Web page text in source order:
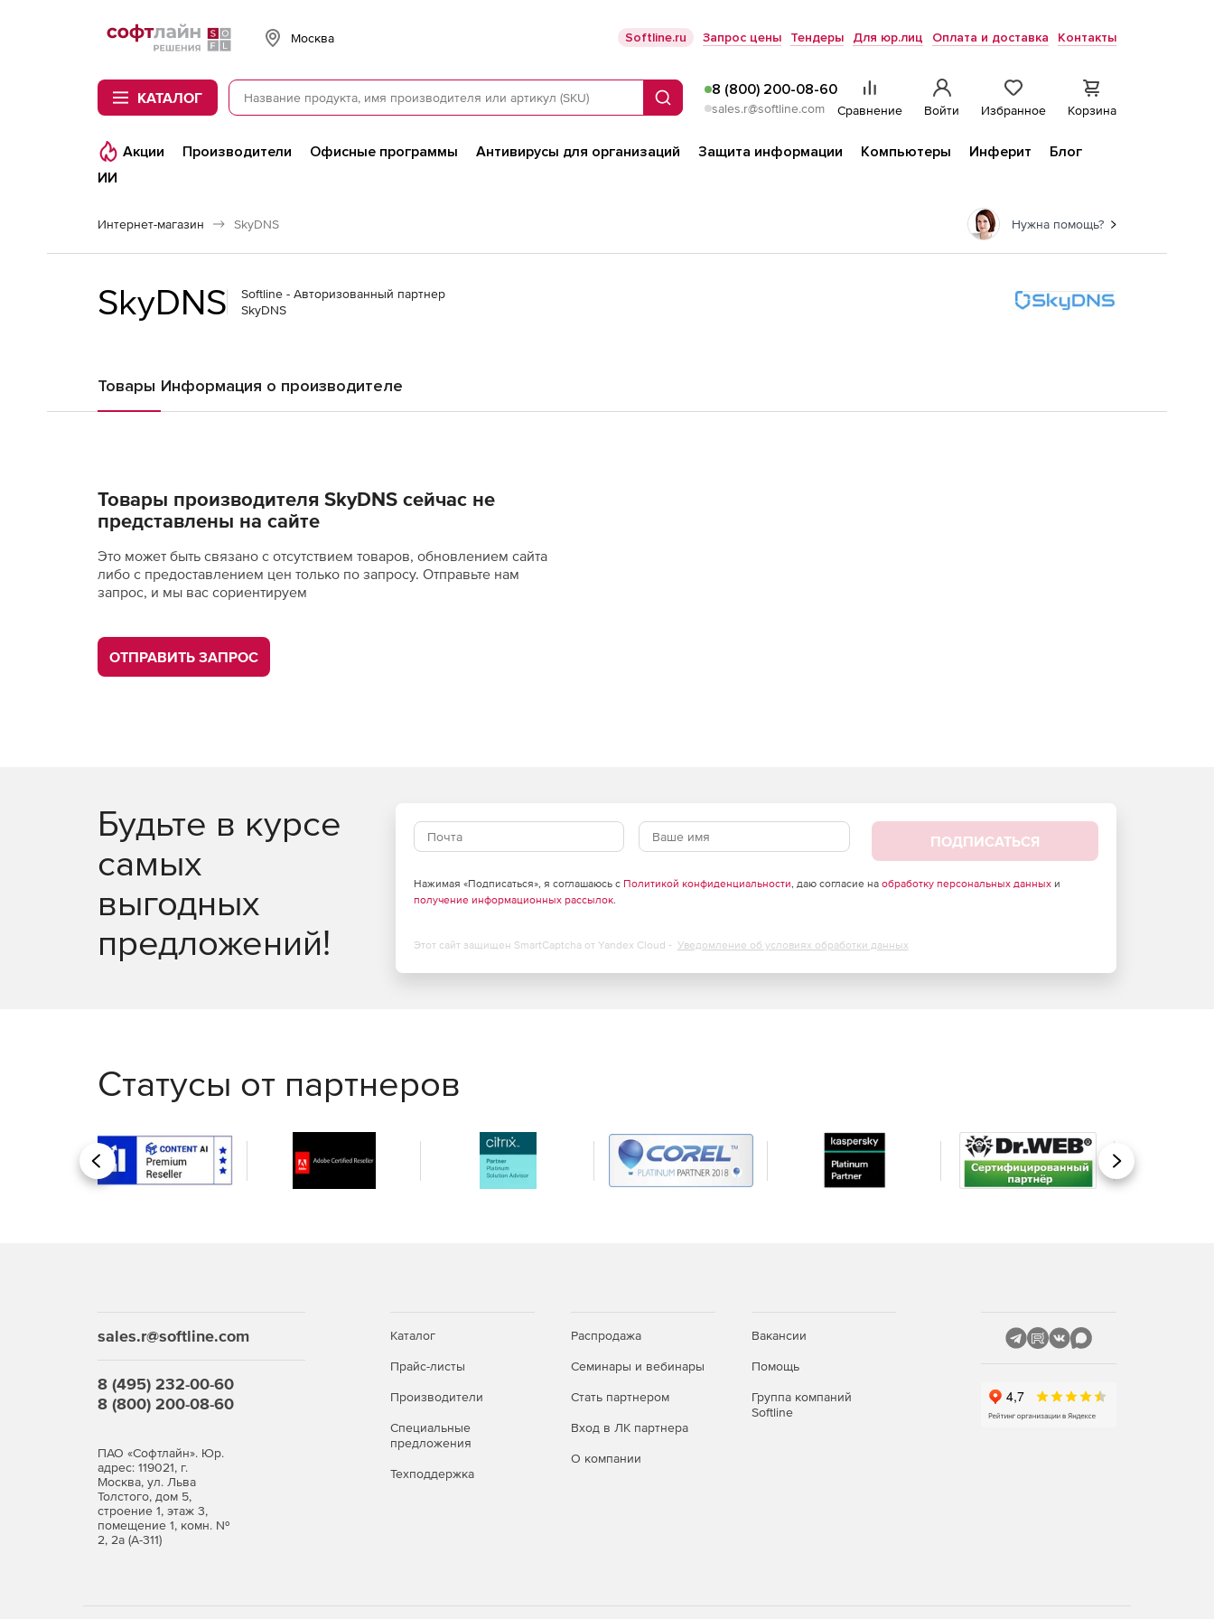
Softline
Москва Softline.ru Запрос цены Тендеры Для юр.лиц Оплата и доставка Контакты
КАТАЛОГ Поиск
8 (800) 200-08-60
sales.r@softline.com Сравнение Войти Избранное Корзина
Акции Производители Офисные программы Антивирусы для организаций Защита информации Компьютеры Инферит
Блог
ИИ
Интернет-магазин SkyDNS Нужна помощь?
SkyDNS
Softline - Авторизованный партнер
SkyDNS
Товары Информация о производителе
Товары производителя SkyDNS сейчас не
представлены на сайте
Это может быть связано с отсутствием товаров, обновлением сайта
либо с предоставлением цен только по запросу. Отправьте нам
запрос, и мы вас сориентируем
ОТПРАВИТЬ ЗАПРОС
Будьте в курсе
самых
выгодных
предложений!
ПОДПИСАТЬСЯ
Нажимая «Подписаться», я соглашаюсь с Политикой конфиденциальности, даю согласие на обработку персональных данныхи
получение информационных рассылок.
Этот сайт защищен SmartCaptcha от Yandex Cloud - Уведомление об условиях обработки данных
Статусы от партнеров
Назад Вперед
sales.r@softline.com
8 (495) 232-00-60
8 (800) 200-08-60
ПАО «Софтлайн». Юр.
адрес: 119021, г.
Москва, ул. Льва
Толстого, дом 5,
строение 1, этаж 3,
помещение 1, комн. №
2, 2а (А-311)
Каталог
Прайс-листы
Производители
Специальные
предложения
Техподдержка
Распродажа
Семинары и вебинары
Стать партнером
Вход в ЛК партнера
О компании
Вакансии
Помощь
Группа компаний
Softline